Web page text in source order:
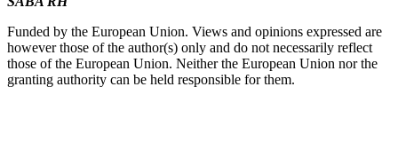
Funded by the European Union. Views and opinions expressed are
however those of the author(s) only and do not necessarily reflect
those of the European Union. Neither the European Union nor the
granting authority can be held responsible for them.